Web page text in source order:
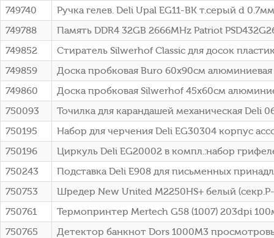
749740
Ручка гелев. Deli Upal EG11-BK т.серый d
749788
Память DDR4 32GB 2666MHz Patriot
749852
Стиратель Silwerhof Classic для досок
749859
Доска пробковая Buro 60x90см
749860
Доска пробковая Silwerhof 45x60см
750093
Точилка для карандашей механическая Deli
750195
Набор для черчения Deli EG30304 корпус
750196
Циркуль Deli EG20002 в компл.:набор
750243
Подставка Deli E908 для письменных
750753
Шредер New United M2250HS+ белый
750761
Термопринтер Mertech G58 (1007) 203dpi
750765
Детектор банкнот Dors 1000M3